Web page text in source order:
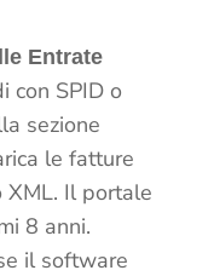
Entrate
con SPID o
sezione
le fatture
XML. Il portale
8 anni.
il software